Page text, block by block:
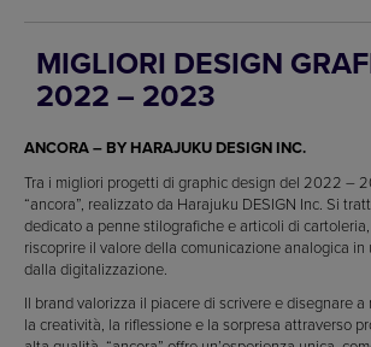
MIGLIORI DESIGN
2022 – 2023
ANCORA – BY HARAJUKU DESIGN INC.
Tra i migliori progetti di graphic design del 2022 –
“ancora”, realizzato da Harajuku DESIGN Inc. Si
dedicato a penne stilografiche e articoli di
riscoprire il valore della comunicazione analogica in
dalla digitalizzazione.
Il brand valorizza il piacere di scrivere e disegnare
la creatività, la riflessione e la sorpresa attraverso